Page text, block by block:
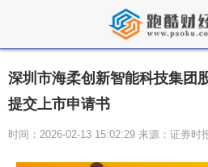
深圳市海柔创新智能科技集团
提交上市申请书
时间：2026-02-13 15:02:29 来源：证券时